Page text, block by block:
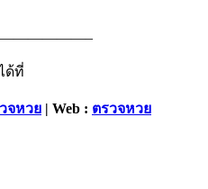
ด้ที่
จหวย | Web : ตรวจหวย